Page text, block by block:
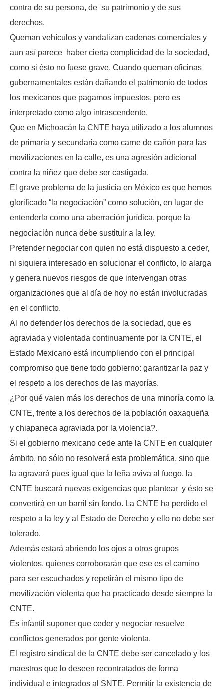
contra de su persona, de su patrimonio y de sus
derechos.
Queman vehículos y vandalizan cadenas comerciales y
aun así parece haber cierta complicidad de la sociedad,
como si ésto no fuese grave. Cuando queman oficinas
gubernamentales están dañando el patrimonio de todos
los mexicanos que pagamos impuestos, pero es
interpretado como algo intrascendente.
Que en Michoacán la CNTE haya utilizado a los alumnos
de primaria y secundaria como carne de cañón para las
movilizaciones en la calle, es una agresión adicional
contra la niñez que debe ser castigada.
El grave problema de la justicia en México es que hemos
glorificado “la negociación” como solución, en lugar de
entenderla como una aberración jurídica, porque la
negociación nunca debe sustituir a la ley.
Pretender negociar con quien no está dispuesto a ceder,
ni siquiera interesado en solucionar el conflicto, lo alarga
y genera nuevos riesgos de que intervengan otras
organizaciones que al día de hoy no están involucradas
en el conflicto.
Al no defender los derechos de la sociedad, que es
agraviada y violentada continuamente por la CNTE, el
Estado Mexicano está incumpliendo con el principal
compromiso que tiene todo gobierno: garantizar la paz y
el respeto a los derechos de las mayorías.
¿Por qué valen más los derechos de una minoría como la
CNTE, frente a los derechos de la población oaxaqueña
y chiapaneca agraviada por la violencia?.
Si el gobierno mexicano cede ante la CNTE en cualquier
ámbito, no sólo no resolverá esta problemática, sino que
la agravará pues igual que la leña aviva al fuego, la
CNTE buscará nuevas exigencias que plantear y ésto se
convertirá en un barril sin fondo. La CNTE ha perdido el
respeto a la ley y al Estado de Derecho y ello no debe ser
tolerado.
Además estará abriendo los ojos a otros grupos
violentos, quienes corroborarán que ese es el camino
para ser escuchados y repetirán el mismo tipo de
movilización violenta que ha practicado desde siempre la
CNTE.
Es infantil suponer que ceder y negociar resuelve
conflictos generados por gente violenta.
El registro sindical de la CNTE debe ser cancelado y los
maestros que lo deseen recontratados de forma
individual e integrados al SNTE. Permitir la existencia de